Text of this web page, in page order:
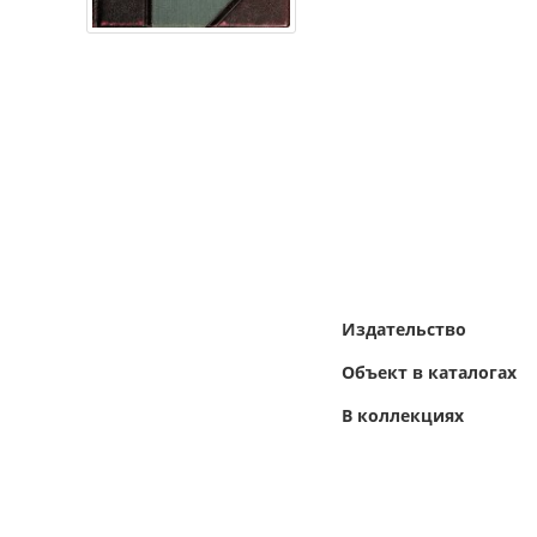
Издательство
Объект в каталогах
В коллекциях